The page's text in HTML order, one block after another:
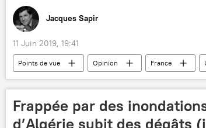
Jacques Sapir
11 Juin 2019, 19:41
Points de vue Opinion France
Commission européenne
zone euro
Frappée par des
d’Algérie subit des dégâts